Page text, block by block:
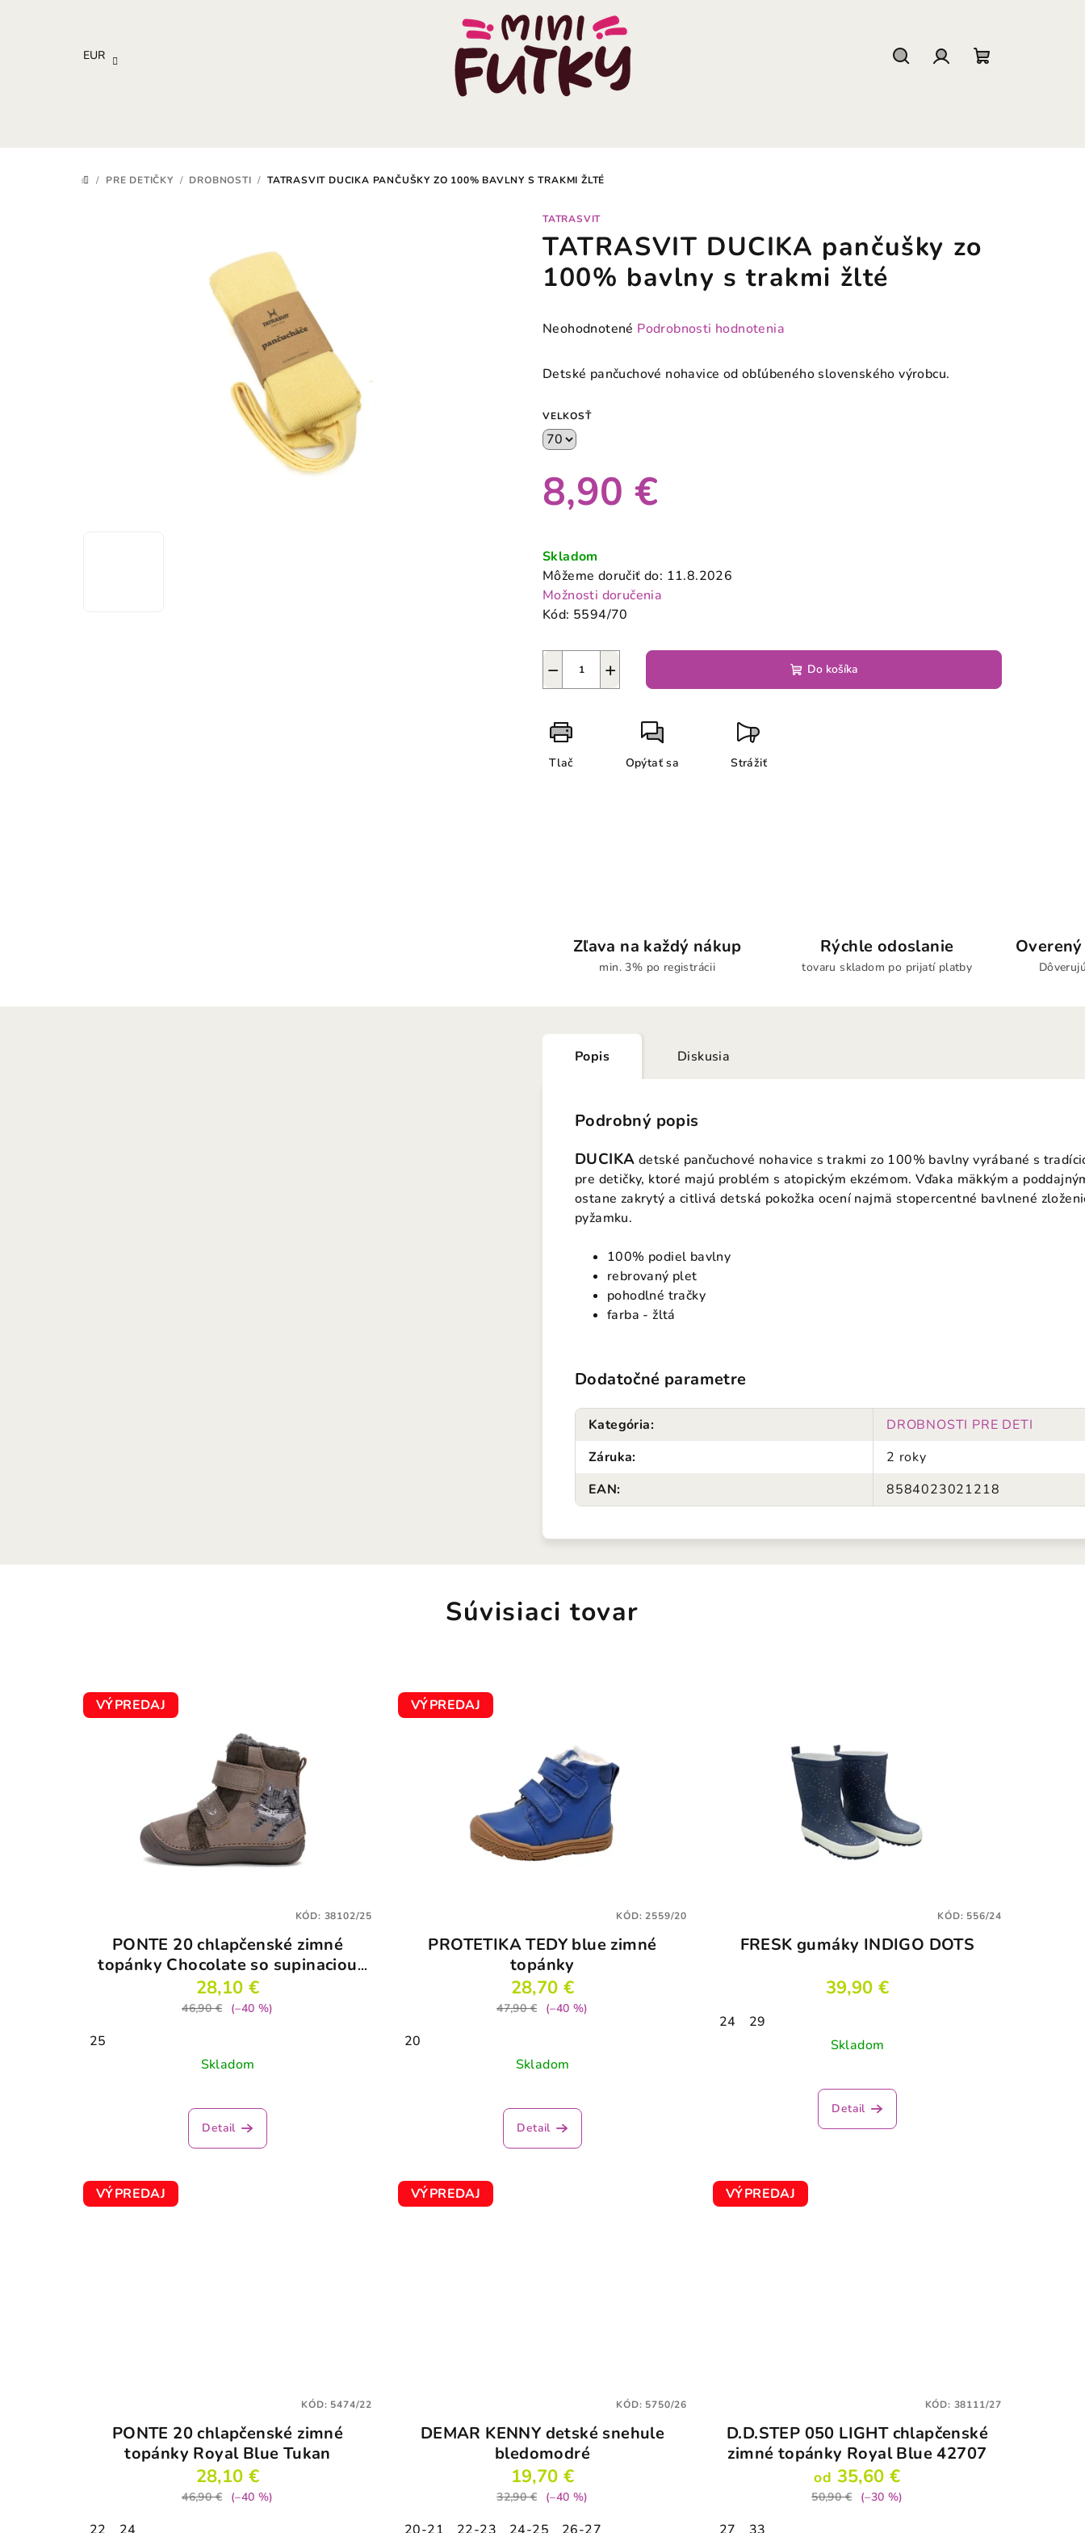
EUR
DOMOV
/ PRE DETIČKY / DROBNOSTI / TATRASVIT DUCIKA PANČUŠKY ZO 100% BAVLNY S TRAKMI ŽLTÉ
TATRASVIT
TATRASVIT DUCIKA pančušky zo
100% bavlny s trakmi žlté
Priemerné
produktu
z
5
Neohodnotené Podrobnosti hodnotenia
Detské pančuchové nohavice od obľúbeného slovenského výrobcu.
VELKOSŤ
8,90 €
cena:
Skladom
Môžeme doručiť do: 11.8.2026
Možnosti doručenia
Kód: 5594/70
+
− Do košíka
Tlač Opýtať sa Strážiť
Zľava na každý nákup
min. 3% po registrácii
Rýchle odoslanie
tovaru skladom po prijatí platby
Popis Diskusia
Podrobný popis
DUCIKA detské pančuchové nohavice s trakmi zo 100% bavlny vyrábané s
pre detičky, ktoré majú problém s atopickým ekzémom. Vďaka mäkkým a
ostane zakrytý a citlivá detská pokožka ocení najmä stopercentné bavlnené
pyžamku.
100% podiel bavlny
rebrovaný plet
pohodlné tračky
farba - žltá
Dodatočné parametre
Kategória:
DROBNOSTI PRE DETI
Záruka:
2 roky
EAN: 8584023021218
Súvisiaci tovar
VÝPREDAJ
PONTE 20 chlapčenské zimné
topánky Chocolate so supinaciou
2213
28,10 €
46,90 € (–40 %)
25
Skladom
Detail
KÓD: 38102/25
VÝPREDAJ
PROTETIKA TEDY blue zimné
topánky
28,70 €
47,90 € (–40 %)
20
Skladom
Detail
KÓD:2559/20
FRESK gumáky INDIGO DOTS
39,90 €
24
29
Skladom
Detail
KÓD: 556/24
VÝPREDAJ
PONTE 20 chlapčenské zimné
topánky Royal Blue Tukan
28,10 €
46,90 € (–40 %)
KÓD: 5474/22
VÝPREDAJ
DEMAR KENNY detské snehule
bledomodré
19,70 €
32,90 € (–40 %)
KÓD: 5750/26
VÝPREDAJ
D.D.STEP 050 LIGHT chlapčenské
zimné topánky Royal Blue 42707
od 35,60 €
50,90 € (–30 %)
KÓD: 38111/27